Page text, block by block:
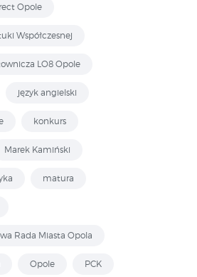
Opole
Współczesnej
LO8 Opole
język angielski
konkurs
Marek Kamiński
matura
Rada Miasta Opola
Opole PCK